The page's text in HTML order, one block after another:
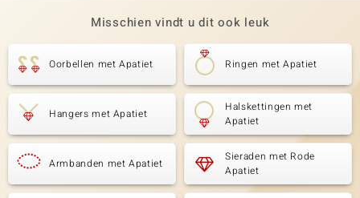
Misschien vindt u dit ook leuk
Oorbellen met Apatiet Ringen met Apatiet
Hangers met Apatiet
Halskettingen met
Apatiet
Armbanden met Apatiet
Sieraden met Rode
Apatiet